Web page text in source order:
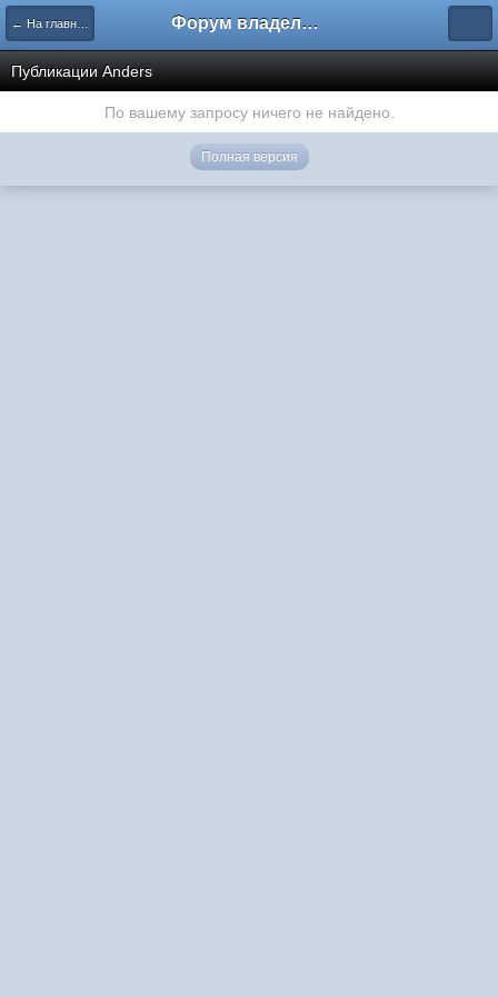
← На главную Форум владельцев интернет-магазинов
Публикации Anders
По вашему запросу ничего не найдено.
Полная версия